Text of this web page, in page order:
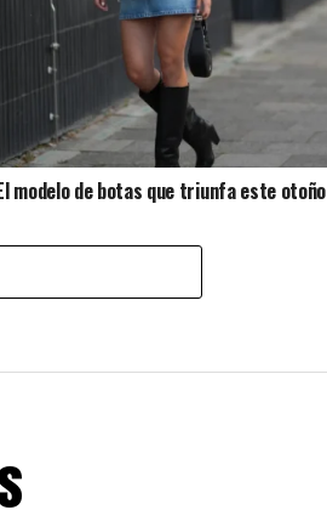
modelo de botas que triunfa este otoño